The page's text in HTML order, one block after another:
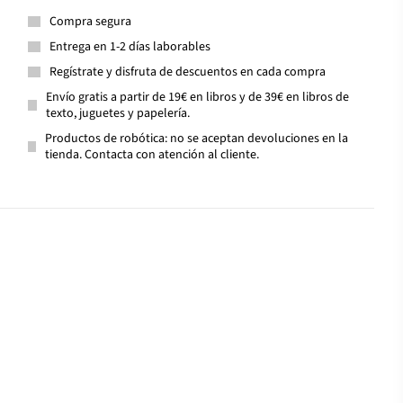
Compra segura
Entrega en 1-2 días laborables
Regístrate y disfruta de descuentos en cada compra
Envío gratis a partir de 19€ en libros y de 39€ en libros de
texto, juguetes y papelería.
Productos de robótica: no se aceptan devoluciones en la
tienda. Contacta con atención al cliente.